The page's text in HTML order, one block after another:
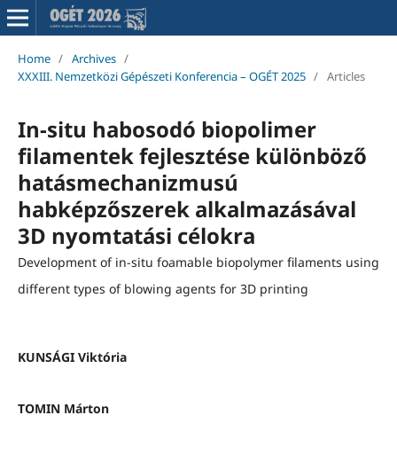
Home / Archives /
XXXIII. Nemzetközi Gépészeti Konferencia – OGÉT 2025 / Articles
In-situ habosodó biopolimer
filamentek fejlesztése különböző
hatásmechanizmusú
habképzőszerek alkalmazásával
3D nyomtatási célokra
Development of in-situ foamable biopolymer filaments using
different types of blowing agents for 3D printing
KUNSÁGI Viktória
TOMIN Márton